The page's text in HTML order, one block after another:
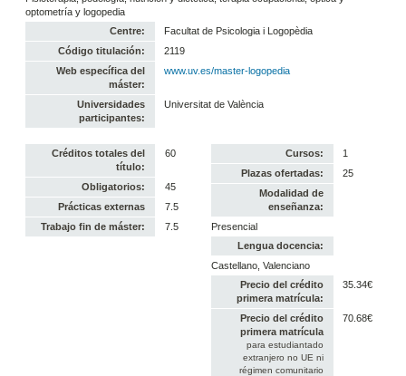
optometría y logopedia
Centre:
Facultat de Psicologia i Logopèdia
Código titulación:
2119
Web específica del
máster:
www.uv.es/master-logopedia
Universidades
participantes:
Universitat de València
Créditos totales del
título:
60
Obligatorios:
45
Prácticas externas
7.5
Trabajo fin de máster:
7.5
Cursos:
1
Plazas ofertadas:
25
Modalidad de
enseñanza:
Presencial
Lengua docencia:
Castellano, Valenciano
Precio del crédito
primera matrícula:
35.34€
Precio del crédito
primera matrícula
para estudiantado
extranjero no UE ni
régimen comunitario
70.68€